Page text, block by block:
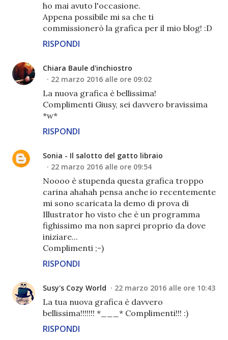
ho mai avuto l'occasione.
Appena possibile mi sa che ti
commissionerò la grafica per il mio blog! :D
RISPONDI
Chiara Baule d'inchiostro
22 marzo 2016 alle ore 09:02
La nuova grafica è bellissima!
Complimenti Giusy, sei davvero bravissima
*w*
RISPONDI
Sonia - Il salotto del gatto libraio
22 marzo 2016 alle ore 09:54
Noooo è stupenda questa grafica troppo
carina ahahah pensa anche io recentemente
mi sono scaricata la demo di prova di
Illustrator ho visto che è un programma
fighissimo ma non saprei proprio da dove
iniziare...
Complimenti ;-)
RISPONDI
Susy's Cozy World 22 marzo 2016 alle ore 10:43
La tua nuova grafica è davvero
bellissima!!!!!!! *___* Complimenti!!! :)
RISPONDI